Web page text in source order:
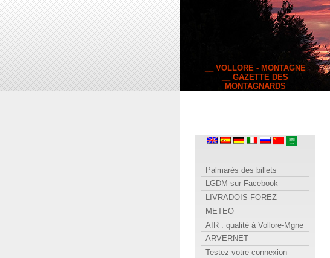
__ VOLLORE - MONTAGNE
__ GAZETTE DES
MONTAGNARDS
Palmarès des billets
LGDM sur Facebook
LIVRADOIS-FOREZ
METEO
AIR : qualité à Vollore-Mgne
ARVERNET
Testez votre connexion